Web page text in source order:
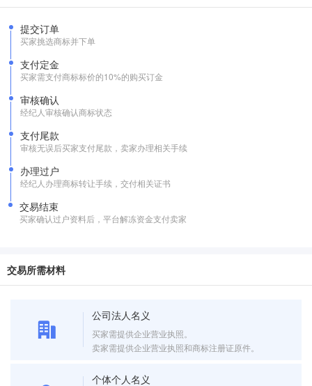
提交订单
买家挑选商标并下单
支付定金
买家需支付商标标价的10%的购买订金
审核确认
经纪人审核确认商标状态
支付尾款
审核无误后买家支付尾款，卖家办理相关手续
办理过户
经纪人办理商标转让手续，交付相关证书
交易结束
买家确认过户资料后，平台解冻资金支付卖家
交易所需材料
公司法人名义
买家需提供企业营业执照。
卖家需提供企业营业执照和商标注册证原件。
个体个人名义